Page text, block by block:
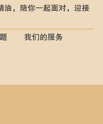
油，陪你一起面对，迎接
我们的服务